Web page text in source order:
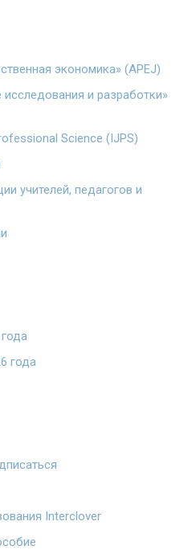
экономика» (APEJ)
и разработки»
Science (IJPS)
учителей, педагогов и
года
Interclover